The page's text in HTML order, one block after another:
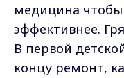
медицина чтобы
эффективнее.
В первой
концу ремонт,